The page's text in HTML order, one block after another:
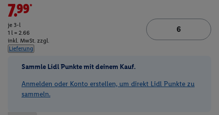
7.99*
je 3-l
1 l = 2.66
inkl. MwSt. zzgl.
Lieferung
Sammle Lidl Punkte mit deinem Kauf.
Anmelden oder Konto erstellen, um direkt Lidl Punkte zu
sammeln.